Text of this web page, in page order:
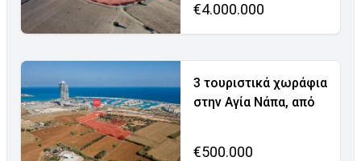
€4.000.000
3 τουριστικά χωράφια
στην Αγία Νάπα, από
€500.000